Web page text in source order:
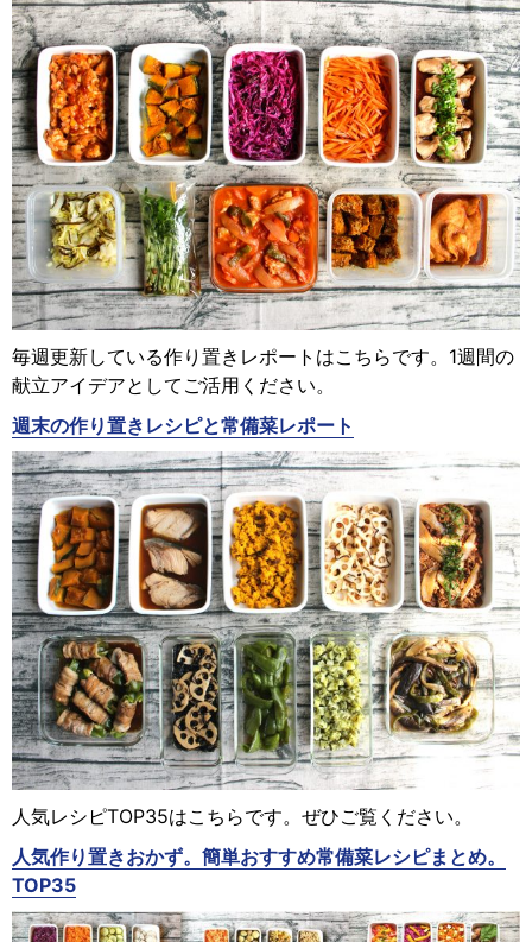
毎週更新している作り置きレポートはこちらです。1週間の
献立アイデアとしてご活用ください。
週末の作り置きレシピと常備菜レポート
人気レシピTOP35はこちらです。ぜひご覧ください。
人気作り置きおかず。簡単おすすめ常備菜レシピまとめ。
TOP35